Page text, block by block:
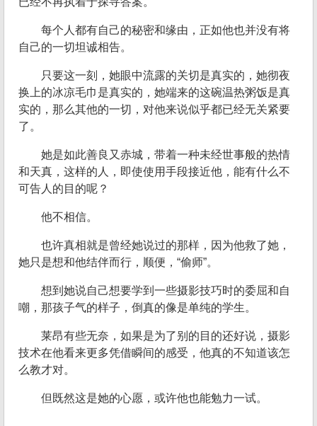
每个人都有自己的秘密和缘由，正如他也并没有将
自己的一切坦诚相告。
只要这一刻，她眼中流露的关切是真实的，她彻夜
换上的冰凉毛巾是真实的，她端来的这碗温热粥饭是真
实的，那么其他的一切，对他来说似乎都已经无关紧要
了。
她是如此善良又赤城，带着一种未经世事般的热情
和天真，这样的人，即使使用手段接近他，能有什么不
可告人的目的呢？
他不相信。
也许真相就是曾经她说过的那样，因为他救了她，
她只是想和他结伴而行，顺便，“偷师”。
想到她说自己想要学到一些摄影技巧时的委屈和自
嘲，那孩子气的样子，倒真的像是单纯的学生。
莱昂有些无奈，如果是为了别的目的还好说，摄影
技术在他看来更多凭借瞬间的感受，他真的不知道该怎
么教才对。
但既然这是她的心愿，或许他也能勉力一试。